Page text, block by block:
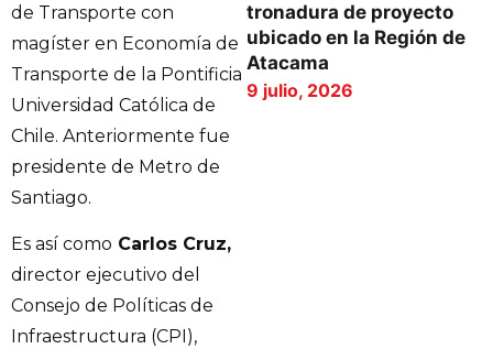
de Transporte con
magíster en Economía de
Transporte de la Pontificia
Universidad Católica de
Chile. Anteriormente fue
presidente de Metro de
Santiago.
Es así como Carlos Cruz,
director ejecutivo del
Consejo de Políticas de
Infraestructura (CPI),
tronadura de proyecto
ubicado en la Región de
Atacama
9 julio, 2026